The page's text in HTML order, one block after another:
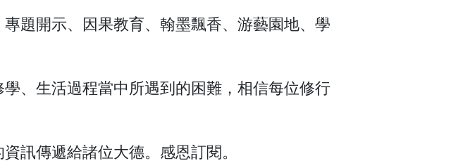
題開示、因果教育、翰墨飄香、游藝園地、學
、生活過程當中所遇到的困難，相信每位修行
訊傳遞給諸位大德。感恩訂閱。